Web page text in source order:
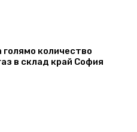
голямо количество
в склад край София